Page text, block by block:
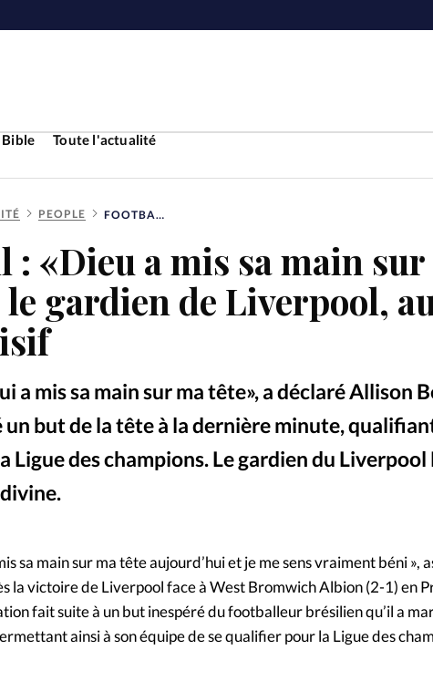
Bible
Toute l'actualité
Culture
Monde
Société
PEOPLE FOOTBALL : «DIEU A MIS SA MAIN SUR MA TÊTE» AFFIRME LE GARDIEN DE LIVERPOOL, AUTEUR D’UN BUT DÉCISIF
: «Dieu a mis sa main
gardien de Liverpool,
a mis sa main sur ma tête», a déclaré Allison
but de la tête à la dernière minute,
Ligue des champions. Le gardien du Liverpool
sa main sur ma tête aujourd’hui et je me sens vraiment béni »,
la victoire de Liverpool face à West Bromwich Albion (2-1) en
fait suite à un but inespéré du footballeur brésilien qu’il a
ainsi à son équipe de se qualifier pour la Ligue des